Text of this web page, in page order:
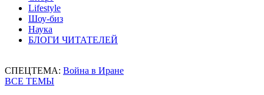
Lifestyle
Шоу-биз
Наука
БЛОГИ ЧИТАТЕЛЕЙ
СПЕЦТЕМА: Война в Иране
ВСЕ ТЕМЫ